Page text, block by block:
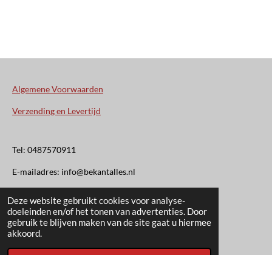
Deze website gebruikt cookies voor analyse-
doeleinden en/of het tonen van advertenties. Door
gebruik te blijven maken van de site gaat u hiermee
akkoord.
Algemene Voorwaarden
Verzending en Levertijd
Tel: 0487570911
E-mailadres: info@bekantalles.nl
Rooysestraat 4
6621AM Dreumel
© 2020 - 2026 Bekant Alles